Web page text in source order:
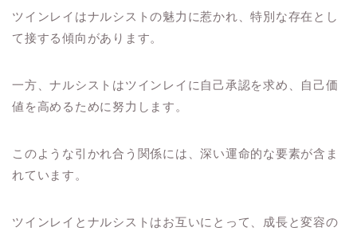
ツインレイはナルシストの魅力に惹かれ、特別な存在とし
て接する傾向があります。
一方、ナルシストはツインレイに自己承認を求め、自己価
値を高めるために努力します。
このような引かれ合う関係には、深い運命的な要素が含ま
れています。
ツインレイとナルシストはお互いにとって、成長と変容の